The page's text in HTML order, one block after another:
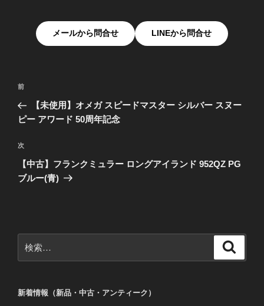
メールから問合せ LINEから問合せ
投
ナ
ゲ
ー
シ
前
の
投
前
【未使用】オメガ スピードマスター シルバー スヌー
ピー アワード 50周年記念
次
の
投
次
【中古】フランクミュラー ロングアイランド 952QZ PG
ブルー(青)
索:
新着情報（新品・中古・アンティーク）